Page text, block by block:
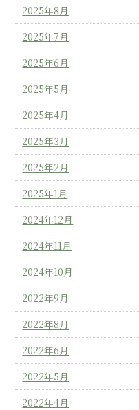
2025年8月
2025年7月
2025年6月
2025年5月
2025年4月
2025年3月
2025年2月
2025年1月
2024年12月
2024年11月
2024年10月
2022年9月
2022年8月
2022年6月
2022年5月
2022年4月